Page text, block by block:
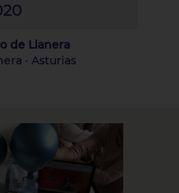
de Llanera
· Asturias